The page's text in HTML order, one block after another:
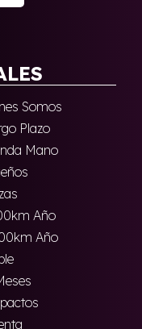
Somos
Plazo
Mano
Año
Año